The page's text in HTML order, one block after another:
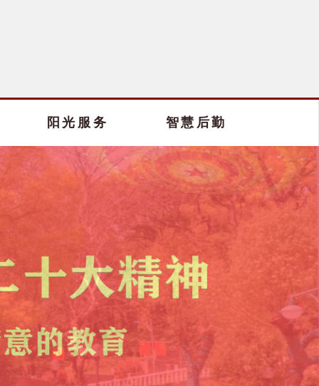
阳光服务 智慧后勤